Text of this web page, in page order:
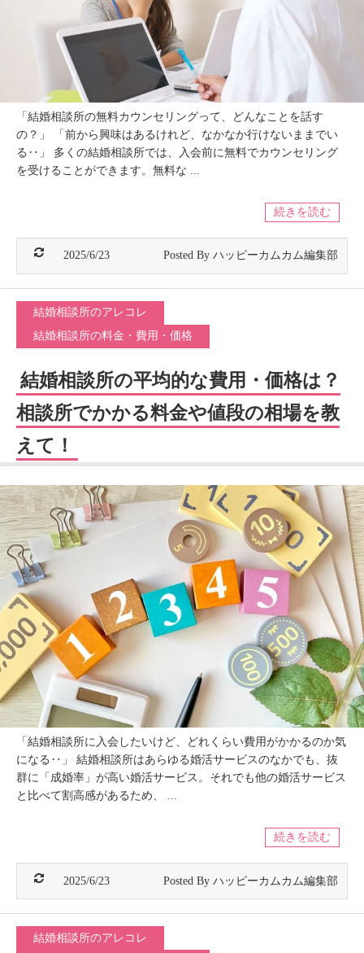
2025/6/23
「結婚相談所の無料カウンセリングって、どんなことを話す
の？」 「前から興味はあるけれど、なかなか行けないままでい
る‥」 多くの結婚相談所では、入会前に無料でカウンセリング
を受けることができます。無料な ...
続きを読む
結婚相談所のアレコレ
結婚相談所の料金・費用・価格
結婚相談所の平均的な費用・価格は？
相談所でかかる料金や値段の相場を教
えて！
2025/6/23
「結婚相談所に入会したいけど、どれくらい費用がかかるのか気
になる‥」 結婚相談所はあらゆる婚活サービスのなかでも、抜
群に「成婚率」が高い婚活サービス。それでも他の婚活サービス
と比べて割高感があるため、 ...
続きを読む
結婚相談所のアレコレ